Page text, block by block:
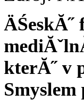
kterĂ˝ v